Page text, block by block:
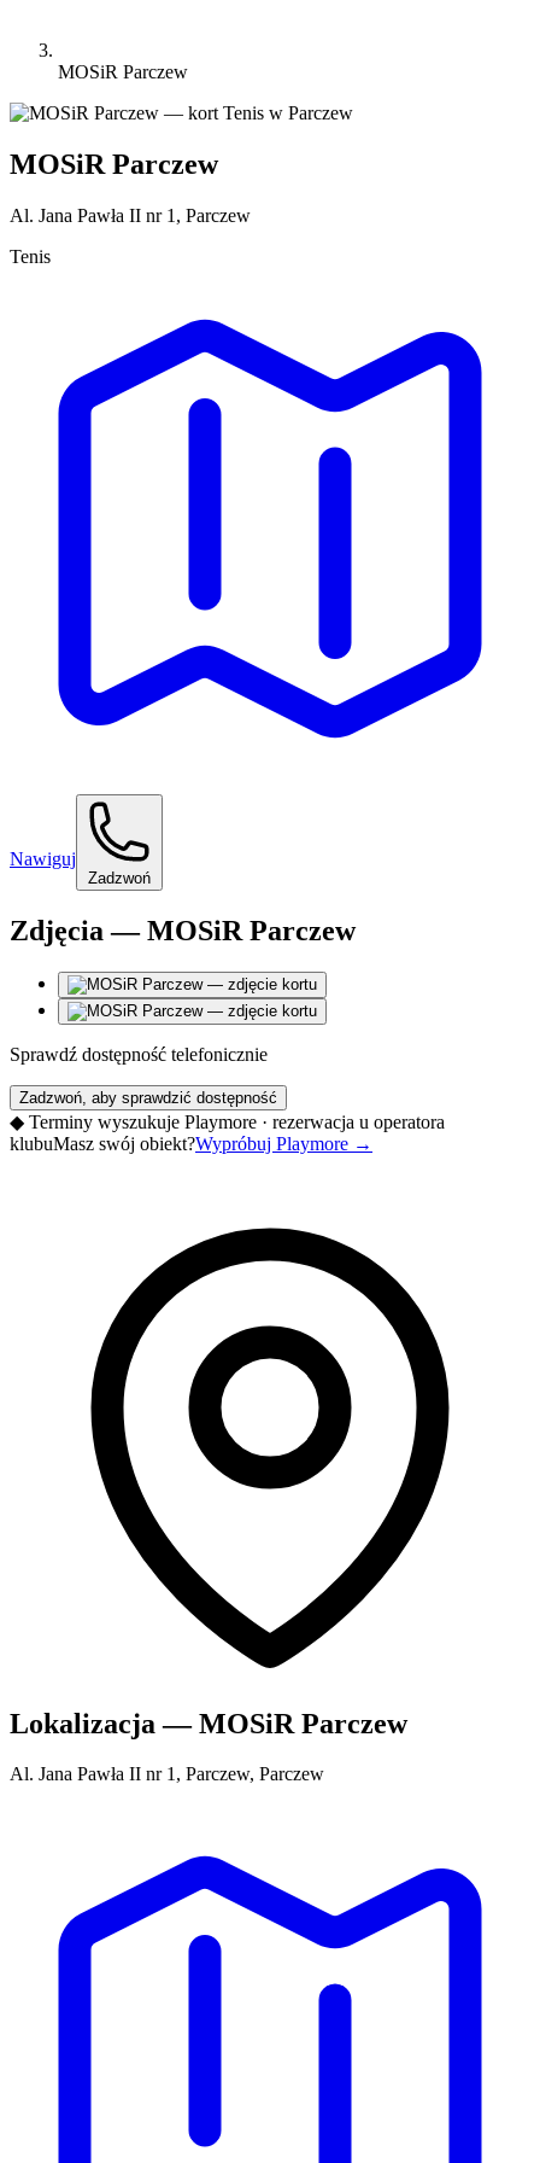
MOSiR Parczew
MOSiR Parczew
Al. Jana Pawła II nr 1, Parczew
Tenis
Nawiguj
Zadzwoń
Zdjęcia — MOSiR Parczew
Sprawdź dostępność telefonicznie
Zadzwoń, aby sprawdzić dostępność
◆ Terminy wyszukuje Playmore · rezerwacja u operatora
klubuMasz swój obiekt?Wypróbuj Playmore →
Lokalizacja — MOSiR Parczew
Al. Jana Pawła II nr 1, Parczew, Parczew